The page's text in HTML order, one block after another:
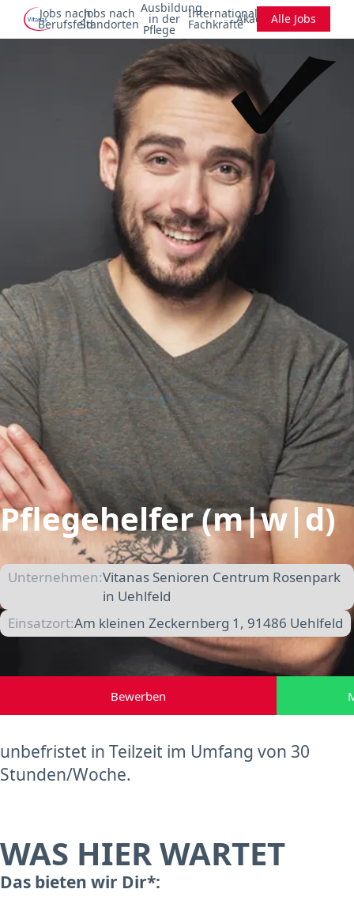
Jobs nach
Berufsfeld
Jobs nach
Standorten
Ausbildung
in der
Pflege
Internationale
FachkräfteAkademieAlle Jobs
Pflegehelfer (m|w|d)
Unternehmen:Vitanas Senioren Centrum Rosenpark
in Uehlfeld
Einsatzort:Am kleinen Zeckernberg 1, 91486 Uehlfeld
Bewerben
unbefristet in Teilzeit im Umfang von 30
Stunden/Woche.
WAS HIER WARTET
Das bieten wir Dir*: